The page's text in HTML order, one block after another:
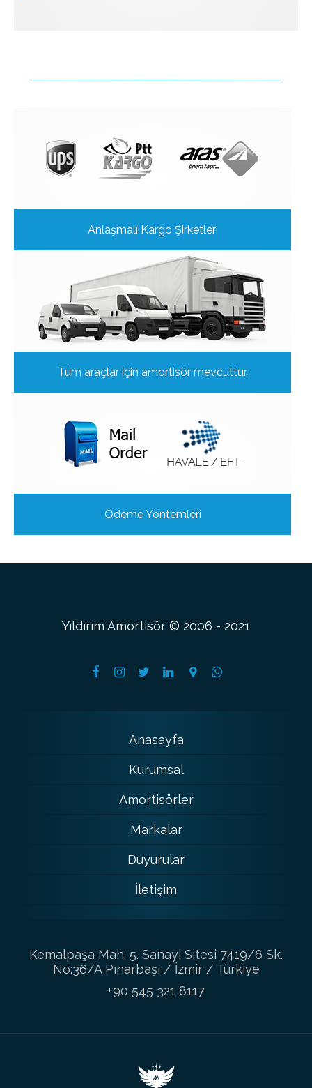
Anlaşmalı Kargo Şirketleri
Tüm araçlar için amortisör mevcuttur.
Ödeme Yöntemleri
Yıldırım Amortisör © 2006 - 2021
Anasayfa
Kurumsal
Amortisörler
Markalar
Duyurular
İletişim
Kemalpaşa Mah. 5. Sanayi Sitesi 7419/6 Sk.
No:36/A Pınarbaşı / İzmir / Türkiye
+90 545 321 8117